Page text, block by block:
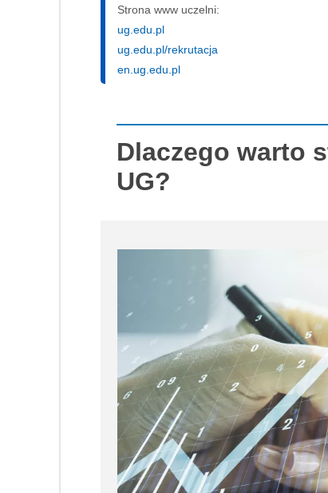
Strona www uczelni:
ug.edu.pl
ug.edu.pl/rekrutacja
en.ug.edu.pl
Dlaczego warto
UG?